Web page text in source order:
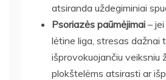
atsiranda uždegiminiai
Psoriazės paūmėjimai –
lėtine liga, stresas dažnai
išprovokuojančiu veiksniu
plokštelėms atsirasti ar